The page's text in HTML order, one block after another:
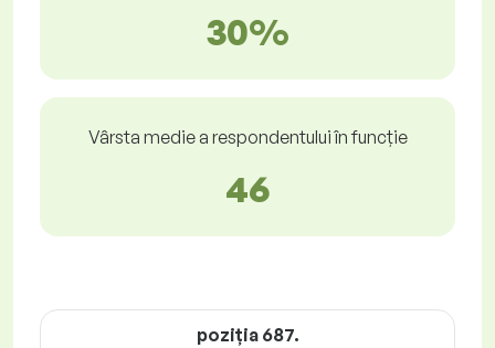
30%
Vârsta medie a respondentului în funcție
46
poziţia 687.